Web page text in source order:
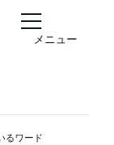
メニュー
るワード